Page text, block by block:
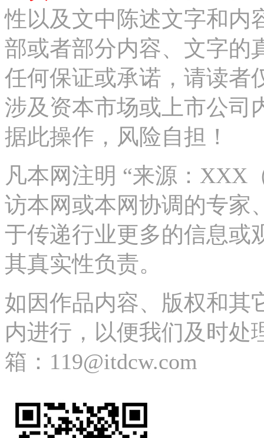
性以及文中陈述文字和内
部或者部分内容、文字的
任何保证或承诺，请读者
涉及资本市场或上市公司
据此操作，风险自担！
凡本网注明 “来源：XXX
访本网或本网协调的专家
于传递行业更多的信息或
其真实性负责。
如因作品内容、版权和其
内进行，以便我们及时处
箱：119@itdcw.com